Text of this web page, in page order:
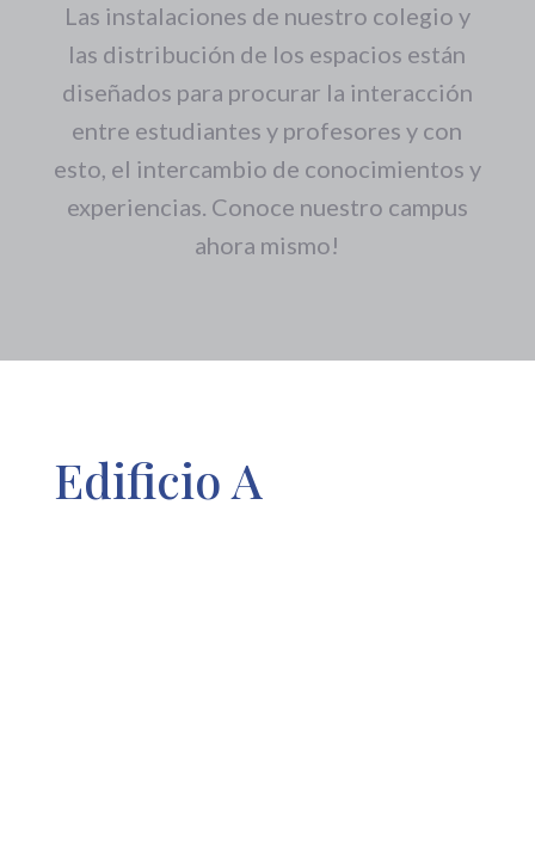
Las instalaciones de nuestro colegio y
las distribución de los espacios están
diseñados para procurar la interacción
entre estudiantes y profesores y con
esto, el intercambio de conocimientos y
experiencias. Conoce nuestro campus
ahora mismo!
Edificio A